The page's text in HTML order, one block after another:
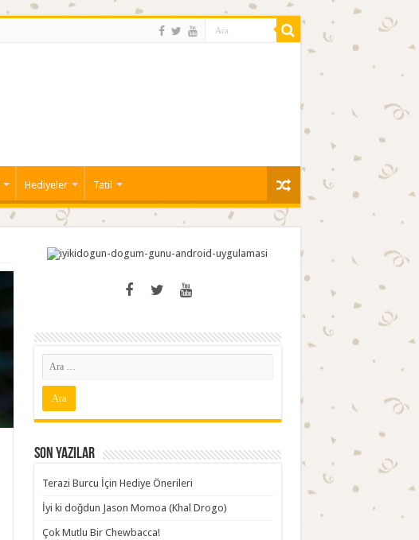
Hediyeler Tatil
Son Yazılar
Terazi Burcu İçin Hediye Önerileri
İyi ki doğdun Jason Momoa (Khal Drogo)
Çok Mutlu Bir Chewbacca!